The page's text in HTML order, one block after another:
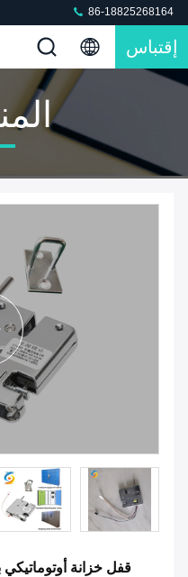
86-18825268164
إقتباس